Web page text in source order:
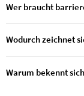
Wer braucht
Wodurch zeichnet
Warum bekennt